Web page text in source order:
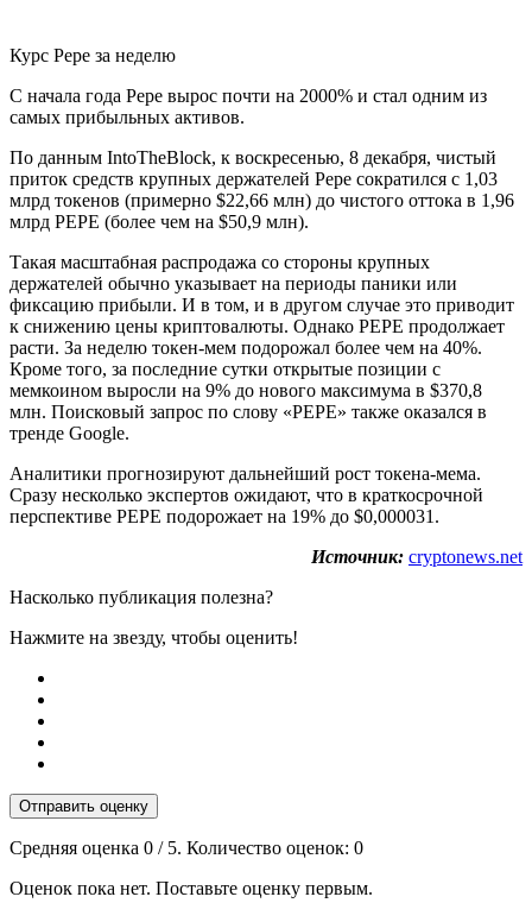
Курс Pepe за неделю
С начала года Pepe вырос почти на 2000% и стал одним из
самых прибыльных активов.
По данным IntoTheBlock, к воскресенью, 8 декабря, чистый
приток средств крупных держателей Pepe сократился с 1,03
млрд токенов (примерно $22,66 млн) до чистого оттока в 1,96
млрд PEPE (более чем на $50,9 млн).
Такая масштабная распродажа со стороны крупных
держателей обычно указывает на периоды паники или
фиксацию прибыли. И в том, и в другом случае это приводит
к снижению цены криптовалюты. Однако PEPE продолжает
расти. За неделю токен-мем подорожал более чем на 40%.
Кроме того, за последние сутки открытые позиции с
мемкоином выросли на 9% до нового максимума в $370,8
млн. Поисковый запрос по слову «PEPE» также оказался в
тренде Google.
Аналитики прогнозируют дальнейший рост токена-мема.
Сразу несколько экспертов ожидают, что в краткосрочной
перспективе PEPE подорожает на 19% до $0,000031.
Источник: cryptonews.net
Насколько публикация полезна?
Нажмите на звезду, чтобы оценить!
Отправить оценку
Средняя оценка 0 / 5. Количество оценок: 0
Оценок пока нет. Поставьте оценку первым.